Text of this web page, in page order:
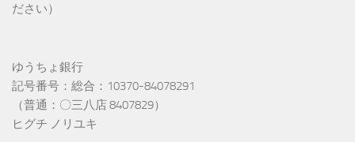
ださい）
ゆうちょ銀行
記号番号：総合：10370-84078291
（普通：〇三八店 8407829）
ヒグチ ノリユキ